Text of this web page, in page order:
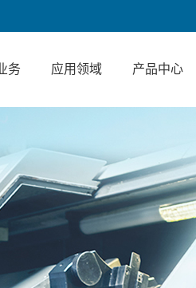
务 应用领域 产品中心